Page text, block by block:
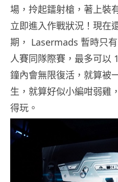
場，拎起鐳射槍，著上裝
立即進入作戰狀況！現在
期， Lasermads 暫時只
人賽同隊際賽，最多可以
鐘內會無限復活，就算被
生，就算好似小編咁弱雞
得玩。